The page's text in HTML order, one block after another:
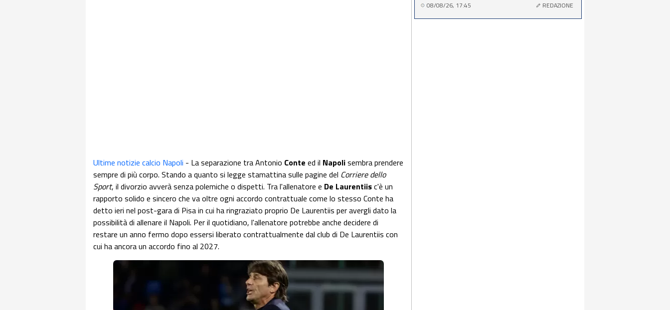
Ultime notizie calcio Napoli - La separazione tra Antonio Conte ed il Napolisembra prendere
sempre di più corpo. Stando a quanto si legge stamattina sulle pagine del Corriere dello
Sport, il divorzio avverà senza polemiche o dispetti. Tra l'allenatore e De Laurentiisc'è un
rapporto solido e sincero che va oltre ogni accordo contrattuale come lo stesso Conte ha
detto ieri nel post-gara di Pisa in cui ha ringraziato proprio De Laurentiis per avergli dato la
possibilità di allenare il Napoli. Per il quotidiano, l'allenatore potrebbe anche decidere di
restare un anno fermo dopo essersi liberato contrattualmente dal club di De Laurentiis con
cui ha ancora un accordo fino al 2027.
08/08/26, 17:45 REDAZIONE